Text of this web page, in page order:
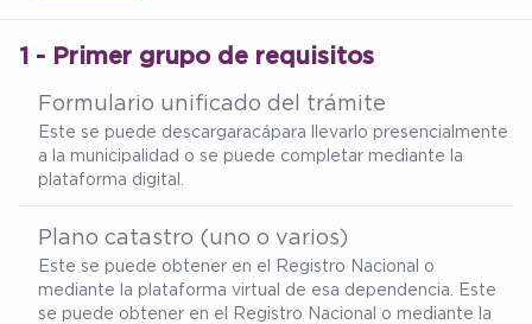
1 - Primer grupo de requisitos
Formulario unificado del trámite
Este se puede descargaracápara llevarlo presencialmente
a la municipalidad o se puede completar mediante la
plataforma digital.
Plano catastro (uno o varios)
Este se puede obtener en el Registro Nacional o
mediante la plataforma virtual de esa dependencia. Este
se puede obtener en el Registro Nacional o mediante la